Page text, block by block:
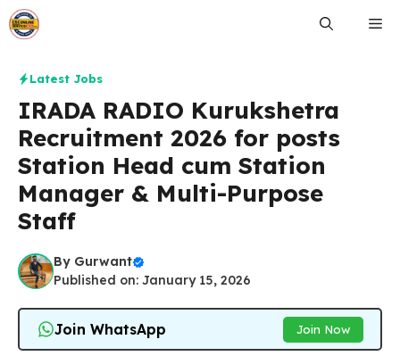
Skip
to
Latest Jobs
IRADA RADIO Kurukshetra
Recruitment 2026 for posts
Station Head cum Station
Manager & Multi-Purpose
Staff
By Gurwant
Published on: January 15, 2026
Join WhatsApp Join Now